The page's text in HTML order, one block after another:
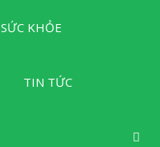
SỨC KHỎE
TIN TỨC